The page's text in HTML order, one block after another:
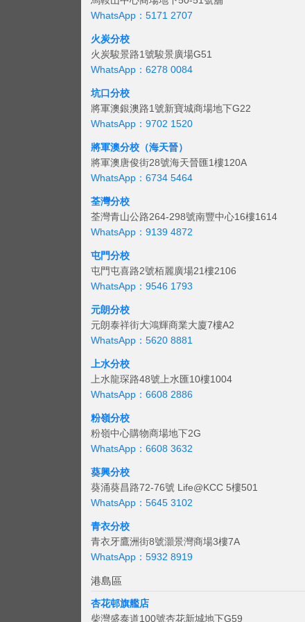
WhatsApp：5171 2707
火炭分校
火炭駿景路1號駿景廣場G51
WhatsApp：6278 0084
坑口分校
將軍澳銀澳路1號新寶城商場地下G22
WhatsApp：9702 1520
將軍澳分校（海天晉）
將軍澳唐俊街28號海天晉匯1樓120A
WhatsApp：6734 5464
荃灣分校
荃灣青山公路264-298號南豐中心16樓1614
WhatsApp：9139 4872
屯門分校
屯門屯喜路2號栢麗廣場21樓2106
WhatsApp：9546 1793
元朗分校
元朗泰祥街大鴻輝商業大廈7樓A2
WhatsApp：5620 8881
上水分校
上水龍琛路48號上水匯10樓1004
WhatsApp：6608 2886
粉嶺分校
粉嶺中心購物商場地下2G
WhatsApp：6608 3632
葵興分校
葵涌葵昌路72-76號 Life@KCC 5樓501
WhatsApp：5645 3102
青衣分校
青衣牙鷹洲街8號灝景灣商場3樓7A
WhatsApp：5932 8919
港島區
杏花邨旗艦店
柴灣盛泰道100號杏花新城地下G59